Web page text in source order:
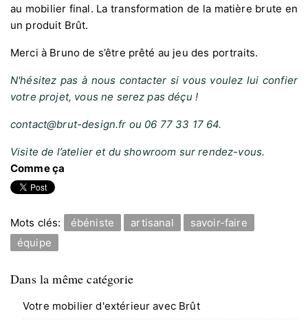
au mobilier final. La transformation de la matière brute en
un produit Brût.
Merci à Bruno de s’être prêté au jeu des portraits.
N'hésitez pas à nous contacter si vous voulez lui confier
votre projet, vous ne serez pas déçu !
contact@brut-design.fr ou 06 77 33 17 64.
Visite de l’atelier et du showroom sur rendez-vous.
Comme ça
Mots clés: ébéniste artisanal
savoir-faire
équipe
Dans la même catégorie
Votre mobilier d'extérieur avec Brût